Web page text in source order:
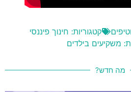
קטגוריות: חינוך פיננסי
משקיעים בילדים
מה חדש?